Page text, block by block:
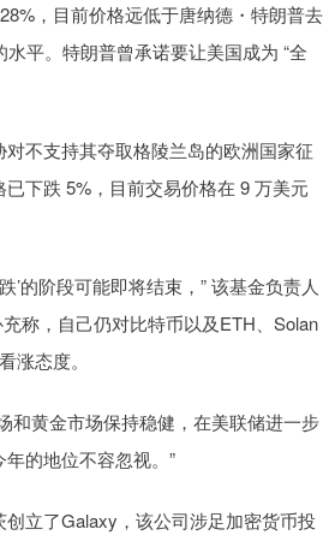
，目前价格远低于唐纳德・特朗普去
平。特朗普曾承诺要让美国成为 “全
不支持其夺取格陵兰岛的欧洲国家征
下跌 5%，目前交易价格在 9 万美元
的阶段可能即将结束，” 该基金负责人
称，自己仍对比特币以及ETH、Solan
涨态度。
黄金市场保持稳健，在美联储进一步
的地位不容忽视。”
立了Galaxy，该公司涉足加密货币投